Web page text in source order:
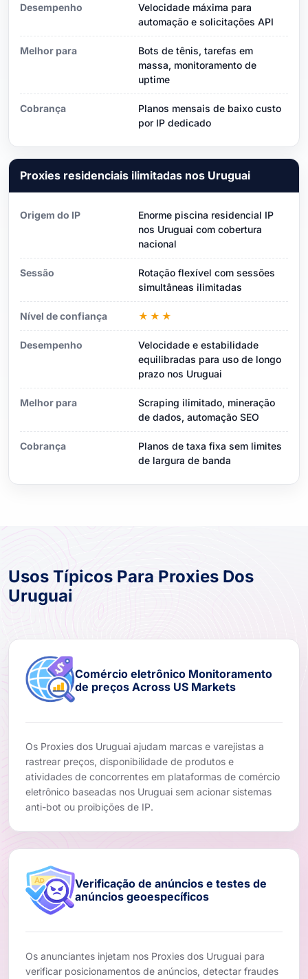
Desempenho
Velocidade máxima para
automação e solicitações API
Melhor para
Bots de tênis, tarefas em
massa, monitoramento de
uptime
Cobrança
Planos mensais de baixo custo
por IP dedicado
Proxies residenciais ilimitadas nos Uruguai
Origem do IP
Enorme piscina residencial IP
nos Uruguai com cobertura
nacional
Sessão
Rotação flexível com sessões
simultâneas ilimitadas
Nível de confiança ★★★
Desempenho
Velocidade e estabilidade
equilibradas para uso de longo
prazo nos Uruguai
Melhor para
Scraping ilimitado, mineração
de dados, automação SEO
Cobrança
Planos de taxa fixa sem limites
de largura de banda
Usos Típicos Para Proxies Dos
Uruguai
Comércio eletrônico Monitoramento
de preços Across US Markets
Os Proxies dos Uruguai ajudam marcas e varejistas a
rastrear preços, disponibilidade de produtos e
atividades de concorrentes em plataformas de comércio
eletrônico baseadas nos Uruguai sem acionar sistemas
anti-bot ou proibições de IP.
Verificação de anúncios e testes de
anúncios geoespecíficos
Os anunciantes injetam nos Proxies dos Uruguai para
verificar posicionamentos de anúncios, detectar fraudes